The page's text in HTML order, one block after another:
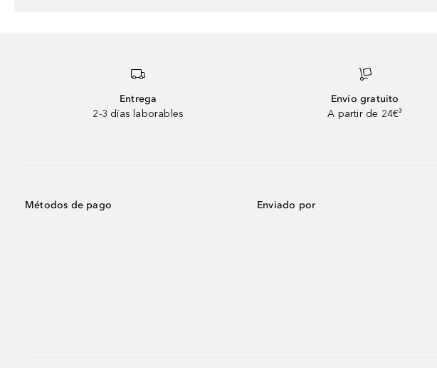
Entrega
2-3 días laborables
Envío gratuito
A partir de 24€³
Métodos de pago Enviado por